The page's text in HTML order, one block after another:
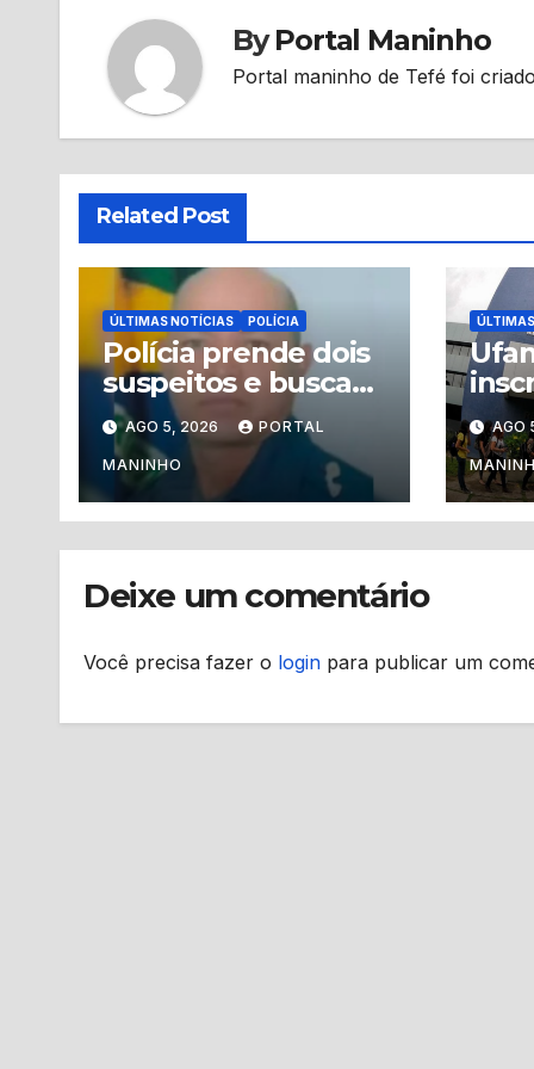
ByPortal Maninho
Portal maninho de Tefé foi
Related Post
ÚLTIMAS NOTÍCIAS POLÍCIA
Polícia prende dois
suspeitos e busca
terceiro por
homicídio de
guarda municipal
em Tabatinga
AGO 5, 2026 PORTAL
MANINHO
AGO
Deixe um comentário
Você precisa fazer o login para publicar um